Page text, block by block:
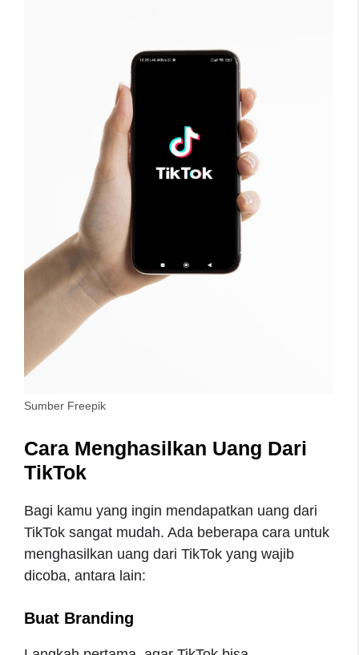
Sumber Freepik
Cara Menghasilkan Uang Dari
TikTok
Bagi kamu yang ingin mendapatkan uang dari
TikTok sangat mudah. Ada beberapa cara untuk
menghasilkan uang dari TikTok yang wajib
dicoba, antara lain:
Buat Branding